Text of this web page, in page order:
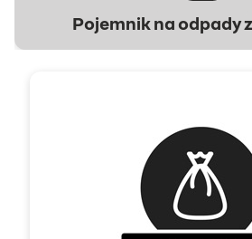
Pojemnik na odpady